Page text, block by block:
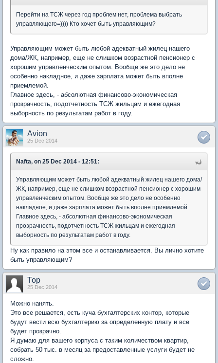
Перейти на ТСЖ через год проблем нет, проблема выбрать
управляющего=)))) Кто хочет быть управляющим?
Управляющим может быть любой адекватный жилец нашего
дома/ЖК, например, еще не слишком возрастной пенсионер с
хорошим управленческим опытом. Вообще же это дело не
особенно накладное, и даже зарплата может быть вполне
приемлемой.
Главное здесь, - абсолютная финансово-экономическая
прозрачность, подотчетность ТСЖ жильцам и ежегодная
выборность по результатам работ в году.
Avion
25 Dec 2014
Nafta, on 25 Dec 2014 - 12:51:
Управляющим может быть любой адекватный жилец нашего дома/
ЖК, например, еще не слишком возрастной пенсионер с хорошим
управленческим опытом. Вообще же это дело не особенно
накладное, и даже зарплата может быть вполне приемлемой.
Главное здесь, - абсолютная финансово-экономическая
прозрачность, подотчетность ТСЖ жильцам и ежегодная
выборность по результатам работ в году.
Ну как правило на этом все и останавливается. Вы лично хотите
быть управляющим?
Тор
25 Dec 2014
Можно нанять.
Это все решается, есть куча бухгалтерских контор, которые
будут вести всю бухгалтерию за определенную плату и все
будет прозрачно.
Я думаю для вашего корпуса с таким количеством квартир,
собрать 50 тыс. в месяц за предоставленные услуги будет не
сложно.